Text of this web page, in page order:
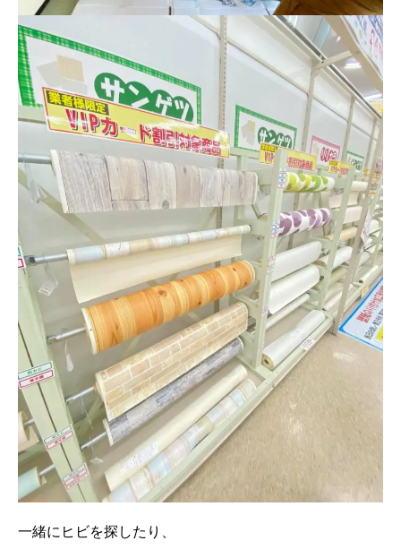
一緒にヒビを探したり、